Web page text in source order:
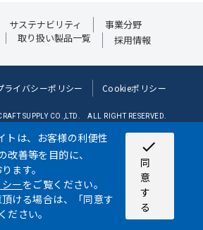
サステナビリティ
事業分野
取り扱い製品一覧 採用情報
ライバシーポリシー Cookieポリシー
SUPPLY CO.,LTD. ALL RIGHT RESERVED.
©JDF/Adapted
トは、お客様の利便性
改善等を目的に、
ます。
ーをご覧ください。
ける場合は、「同意す
ださい。
check
同
意
す
る